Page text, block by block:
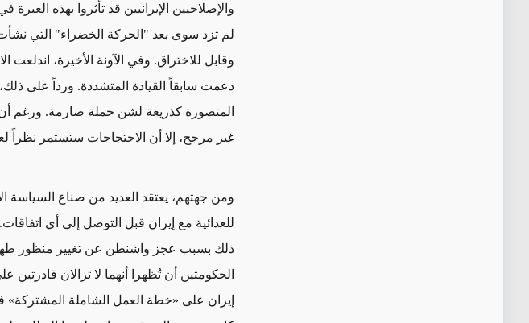
والإصلاحيين الإيرانيين قد تأثروا بهذه
لم تزد سوى بعد "الحركة الخضراء" التي نشأت
وقابل للاختراق. وفي الآونة الأخيرة، اندلعت
دعمت سابقاً القيادة المتشددة. ورداً علىذلك
المتصورةكذريعة لشن حملة صارمة. ورغم
غير مرجح، إلا أن الاحتجاجات ستستمر نظراً
ومن جهتهم، يعتقد العديد من صناع السياسة
للعدائية مع إيران قبل التوصل إلى أي
ذلك بسبب عجز واشنطن عن تغيير منظور
الحكومتين أن تُظهرا أنهما لا تزالان
إيران على «خطة العمل الشاملة المشتركة»